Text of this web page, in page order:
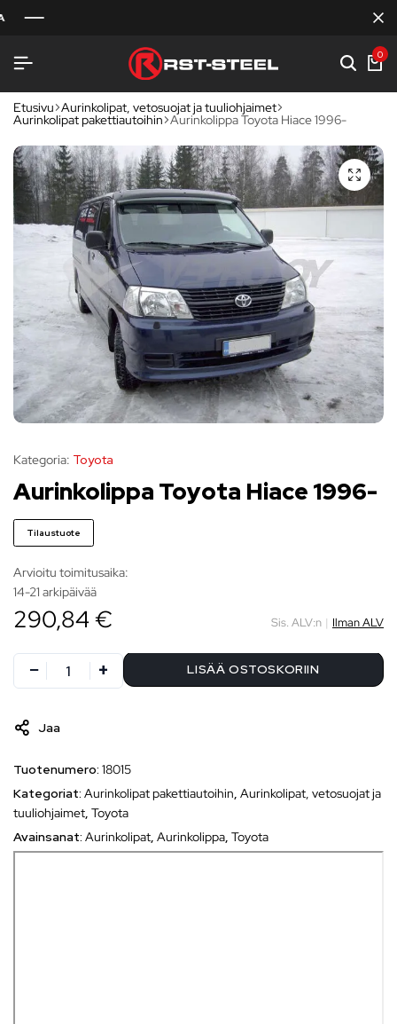
0
Etusivu Aurinkolipat, vetosuojat ja tuuliohjaimet
Aurinkolipat pakettiautoihin Aurinkolippa Toyota Hiace 1996-
Kategoria: Toyota
Aurinkolippa Toyota Hiace 1996-
Tilaustuote
Arvioitu toimitusaika:
14-21 arkipäivää
290,84 € Sis. ALV:n | Ilman ALV
LISÄÄ OSTOSKORIIN
Jaa
Tuotenumero: 18015
Kategoriat: Aurinkolipat pakettiautoihin, Aurinkolipat, vetosuojat ja
tuuliohjaimet, Toyota
Avainsanat: Aurinkolipat, Aurinkolippa, Toyota